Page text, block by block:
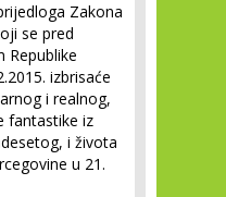
Zakona
se pred
Republike
izbrisaće
i realnog,
fantastike iz
i života
u 21.